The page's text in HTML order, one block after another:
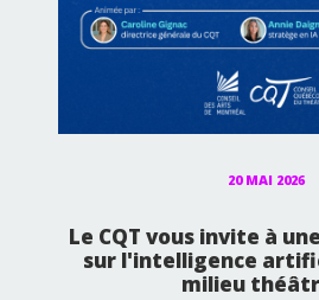
20 MAI 2026
Le CQT vous invite à
sur l'intelligence
milieu